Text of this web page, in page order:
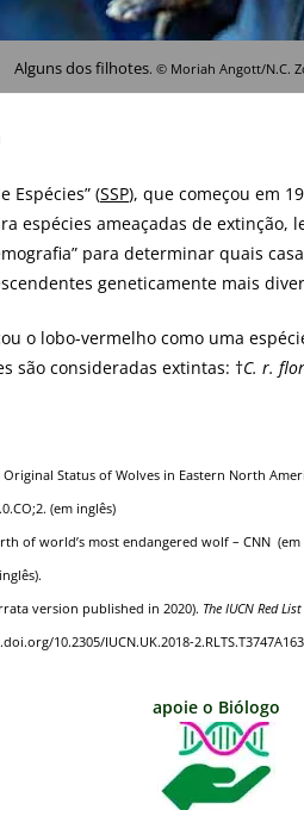
Alguns dos filhotes. © Moriah Angott/N.C.
Espécies” (SSP), que começou em
espécies ameaçadas de extinção,
para determinar quais
geneticamente mais
o lobo-vermelho como uma
são consideradas extintas: †C. r.
Original Status of Wolves in Eastern North
. (em inglês)
of world’s most endangered wolf – CNN (em
version published in 2020). The IUCN Red
10.2305/IUCN.UK.2018-
apoie o Biólogo